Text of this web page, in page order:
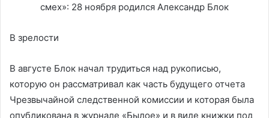
В зрелости
В августе Блок начал трудиться над рукописью,
которую он рассматривал как часть будущего отчета
Чрезвычайной следственной комиссии и которая была
опубликована в журнале «Былое» и в виде книжки под